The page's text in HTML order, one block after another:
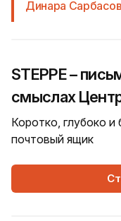
Динара
STEPPE –
смыслах
Коротко, глубоко
почтовый ящик